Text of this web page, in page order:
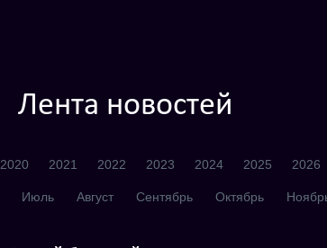
Лента новостей
2020 2021 2022 2023 2024 2025 2026
Июль Август Сентябрь Октябрь